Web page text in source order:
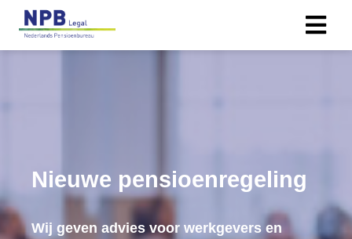
Nieuwe pensioenregeling
Wij geven advies voor werkgevers en